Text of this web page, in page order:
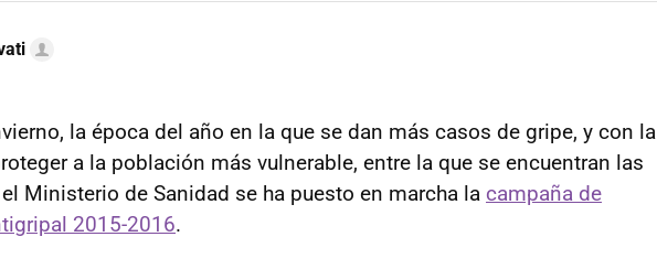
la época del año en la que se dan más casos de gripe, y con la
a la población más vulnerable, entre la que se encuentran las
Ministerio de Sanidad se ha puesto en marcha la campaña de
2015-2016.